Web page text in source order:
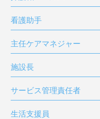
看護助手
主任ケアマネジャー
施設長
サービス管理責任者
生活支援員